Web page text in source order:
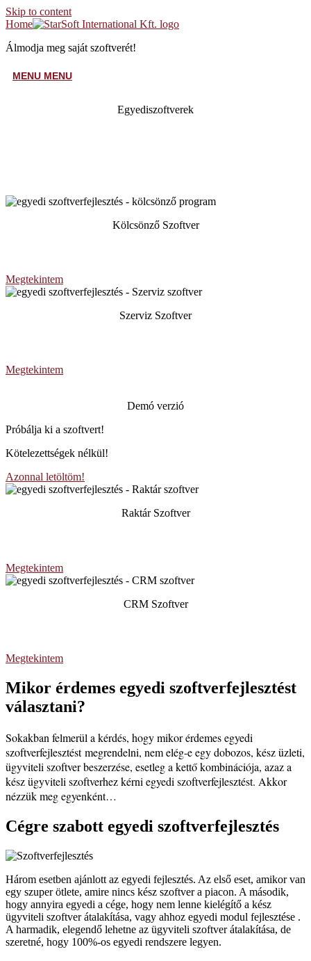
Skip to content
Home
Álmodja meg saját szoftverét!
MENU MENU
Egyediszoftverek
Kölcsönző Szoftver
Megtekintem
Szerviz Szoftver
Megtekintem
Demó verzió
Próbálja ki a szoftvert!
Kötelezettségek nélkül!
Azonnal letöltöm!
Raktár Szoftver
Megtekintem
CRM Szoftver
Megtekintem
Mikor érdemes egyedi szoftverfejlesztést
választani?
Sokakban felmerül a kérdés, hogy mikor érdemes egyedi
szoftverfejlesztéstmegrendelni, nem elég-e egy dobozos, kész üzleti,
ügyviteli szoftver beszerzése, esetleg a kettő kombinációja, azaz a
kész ügyviteli szoftverhez kérni egyedi szoftverfejlesztést. Akkor
nézzük meg egyenként…
Cégre szabott egyedi szoftverfejlesztés
Három esetben ajánlott az egyedi fejlesztés. Az első eset, amikor van
egy szuper ötlete, amire nincs kész szoftver a piacon. A második,
hogy annyira egyedi a cége, hogy nem lenne kielégítő a kész
ügyviteli szoftver átalakítása, vagy ahhoz egyedi modul fejlesztése .
A harmadik, elegendő lehetne az ügyviteli szoftver átalakítása, de
szeretné, hogy 100%-os egyedi rendszere legyen.